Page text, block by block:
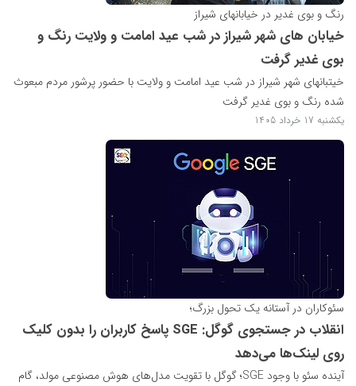
رنگ و بوی غدیر در خیابانهای شیراز
خیابان های شهر شیراز در شب عید امامت و ولایت رنگ و
بوی غدیر گرفت
خیتبانهای شهر شیراز در شب عید امامت و ولایت با حضور پرشور مردم مبعوث
شده رنگ و بوی غدیر گرفت
یکشنبه 17 خرداد 1405
سئوکاران در آستانه یک تحول بزرگ؛
انقلاب در جستجوی گوگل: SGE پاسخ کاربران را بدون کلیک
روی لینک‌ها می‌دهد
آینده سئو با وجود SGE؛ گوگل با تقویت مدل‌های هوش مصنوعی مولد، گام